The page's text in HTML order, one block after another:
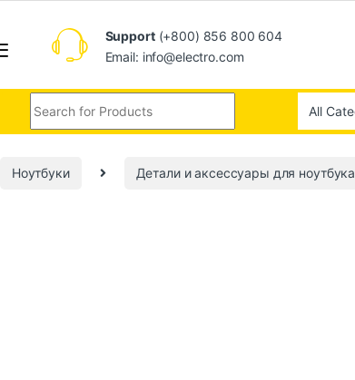
Support(+800) 856 800 604
Email: info@electro.com
Ноутбуки Детали и аксессуары для ноутбука